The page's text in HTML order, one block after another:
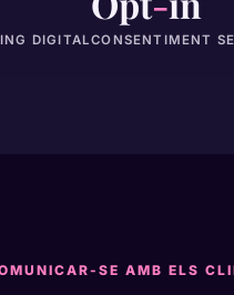
DIGITALCONSENTIMENT
SE AMB ELS